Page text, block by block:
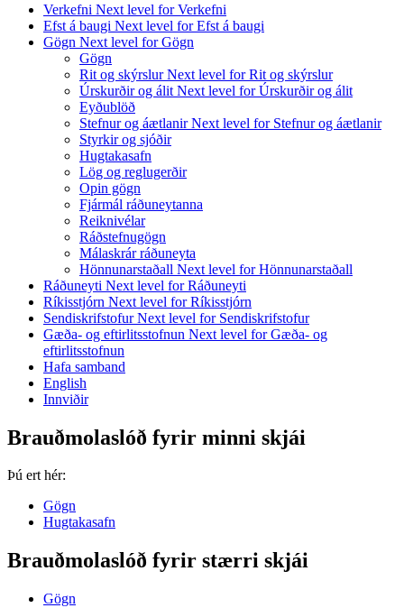
Verkefni Next level for Verkefni
Efst á baugi Next level for Efst á baugi
Gögn Next level for Gögn
Gögn
Rit og skýrslurNext level for Rit og skýrslur
Úrskurðir og álit Next level for Úrskurðir og álit
Eyðublöð
Stefnur og áætlanirNext level for Stefnur og áætlanir
Styrkir og sjóðir
Hugtakasafn
Lög og reglugerðir
Opin gögn
Fjármál ráðuneytanna
Reiknivélar
Ráðstefnugögn
Málaskrár ráðuneyta
Hönnunarstaðall Next level for Hönnunarstaðall
Ráðuneyti Next level for Ráðuneyti
Ríkisstjórn Next level for Ríkisstjórn
SendiskrifstofurNext level for Sendiskrifstofur
Gæða- og eftirlitsstofnun Next level for Gæða- og
eftirlitsstofnun
Hafa samband
English
Innviðir
Brauðmolaslóð fyrir minni skjái
Þú ert hér:
Gögn
Hugtakasafn
Brauðmolaslóð fyrir stærri skjái
Gögn